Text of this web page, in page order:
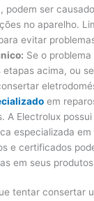
podem ser
no aparelho.
evitar
Se o
etapas acima, ou
em
A Electrolux
especializada em
e certificados
em seus
tentar consertar